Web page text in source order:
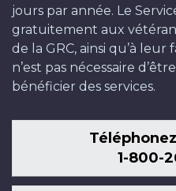
jours par année. Le
gratuitement aux
de la GRC, ainsi qu’à leur
n’est pas nécessaire
bénéficier des services.
1-800-